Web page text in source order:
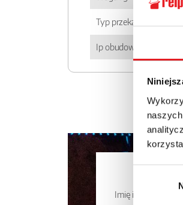
Typ przekaźnika
Ip obudowy
Imię i nazwisko: *